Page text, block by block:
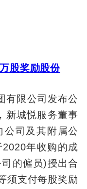
股奖励股份
限公司发布公
新城悦服务董事
公司及其附属公
年收购的成
的僱员)授出合
须支付每股奖励